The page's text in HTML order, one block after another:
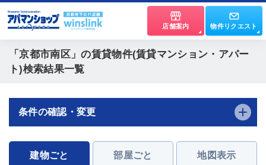
店舗案内 物件リクエスト
「京都市南区」の賃貸物件(賃貸マンション・アパー
ト)検索結果一覧
条件の確認・変更
建物ごと 部屋ごと 地図表示